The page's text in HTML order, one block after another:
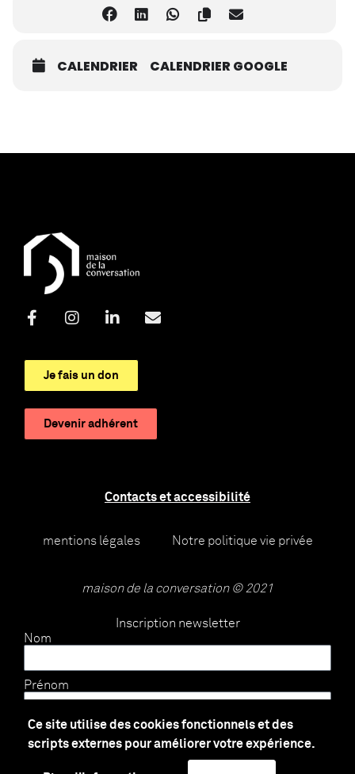
Ce site utilise des cookies fonctionnels et des
scripts externes pour améliorer votre expérience.
CALENDRIER CALENDRIER GOOGLE
Je fais un don
Devenir adhérent
Contacts et accessibilité
mentions légales Notre politique vie privée
maison de la conversation © 2021
Inscription newsletter
Nom
Prénom
E-mail